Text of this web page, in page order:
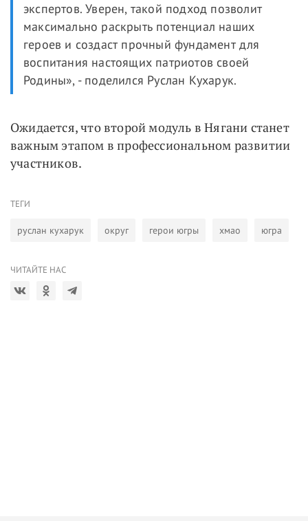
экспертов. Уверен, такой подход позволит
максимально раскрыть потенциал наших
героев и создаст прочный фундамент для
воспитания настоящих патриотов своей
Родины», - поделился Руслан Кухарук.
Ожидается, что второй модуль в Нягани станет
важным этапом в профессиональном развитии
участников.
ТЕГИ
руслан кухарук округ герои югры хмао югра
ЧИТАЙТЕ НАС